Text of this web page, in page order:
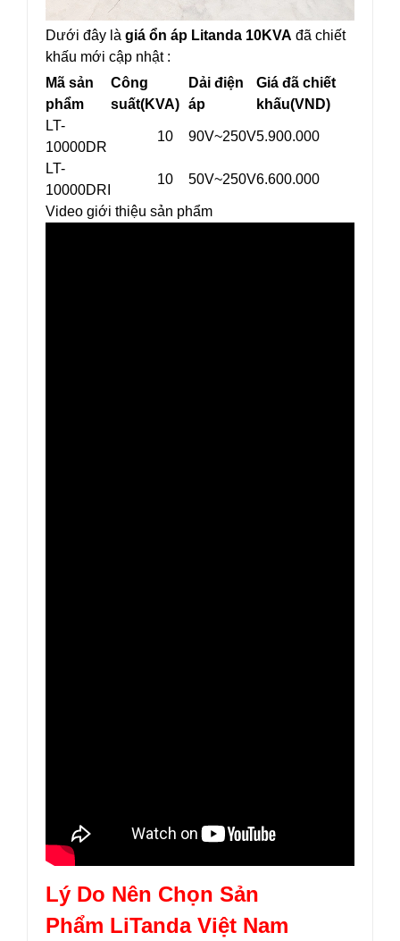
Dưới đây là giá ổn áp Litanda 10KVA đã chiết
khấu mới cập nhật :
Mã sản
phẩm
Công
suất(KVA)
Dải điện
áp
Giá đã chiết
khấu(VND)
LT-
10000DR
10 90V~250V5.900.000
LT-
10000DRI
10 50V~250V6.600.000
Video giới thiệu sản phẩm
Lý Do Nên Chọn Sản
Phẩm LiTanda Việt Nam